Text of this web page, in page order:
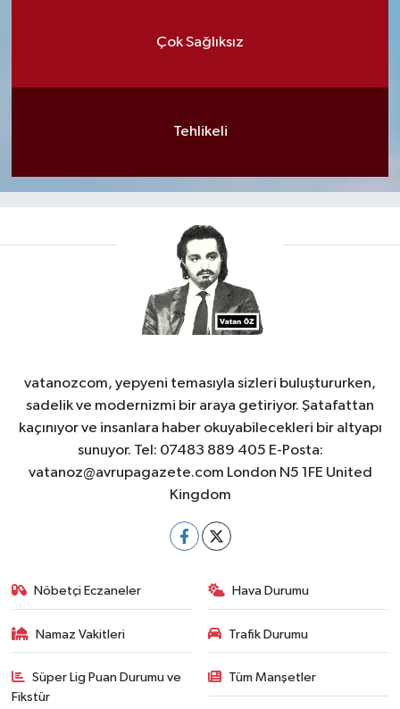
Çok Sağlıksız
Tehlikeli
vatanozcom, yepyeni temasıyla sizleri buluştururken,
sadelik ve modernizmi bir araya getiriyor. Şatafattan
kaçınıyor ve insanlara haber okuyabilecekleri bir altyapı
sunuyor. Tel: 07483 889 405 E-Posta:
vatanoz@avrupagazete.com London N5 1FE United
Kingdom
Nöbetçi Eczaneler Hava Durumu
Namaz Vakitleri Trafik Durumu
Süper Lig Puan Durumu ve
Fikstür
Tüm Manşetler